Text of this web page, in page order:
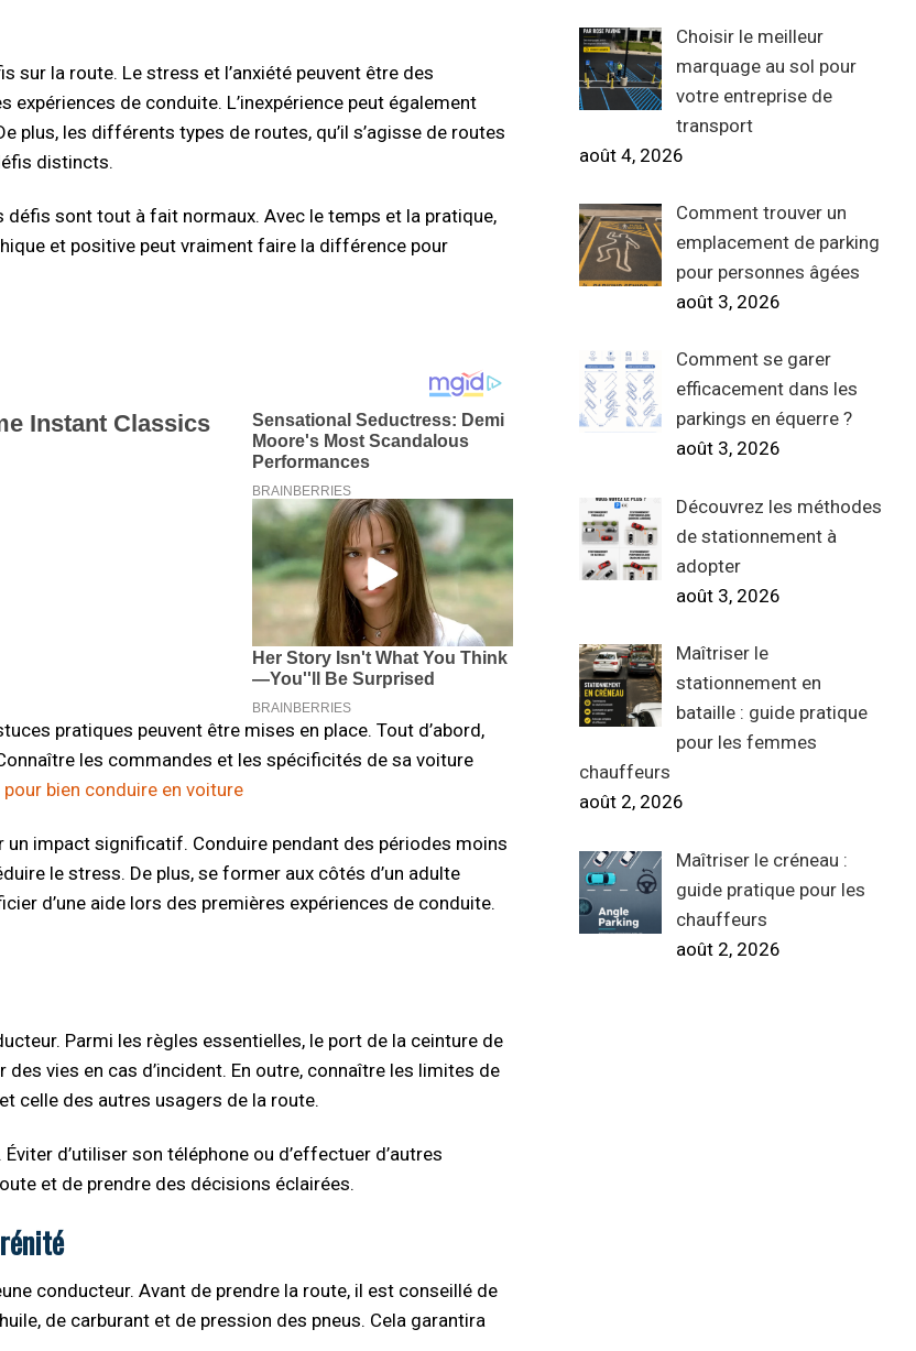
la route. Le stress et l’anxiété peuvent être des
de conduite. L’inexpérience peut également
plus, les différents types de routes, qu’il s’agisse de routes
distincts.
sont tout à fait normaux. Avec le temps et la pratique,
et positive peut vraiment faire la différence pour
pratiques peuvent être mises en place. Tout d’abord,
les commandes et les spécificités de sa voiture
bien conduire en voiture
impact significatif. Conduire pendant des périodes moins
le stress. De plus, se former aux côtés d’un adulte
d’une aide lors des premières expériences de conduite.
Parmi les règles essentielles, le port de la ceinture de
vies en cas d’incident. En outre, connaître les limites de
celle des autres usagers de la route.
d’utiliser son téléphone ou d’effectuer d’autres
et de prendre des décisions éclairées.
conducteur. Avant de prendre la route, il est conseillé de
de carburant et de pression des pneus. Cela garantira
Choisir le meilleur
marquage au sol pour
votre entreprise de
transport
août 4, 2026
Comment trouver un
emplacement de parking
pour personnes âgées
août 3, 2026
Comment se garer
efficacement dans les
parkings en équerre ?
août 3, 2026
Découvrez les méthodes
de stationnement à
adopter
août 3, 2026
Maîtriser le
stationnement en
bataille : guide pratique
pour les femmes
chauffeurs
août 2, 2026
Maîtriser le créneau :
guide pratique pour les
chauffeurs
août 2, 2026